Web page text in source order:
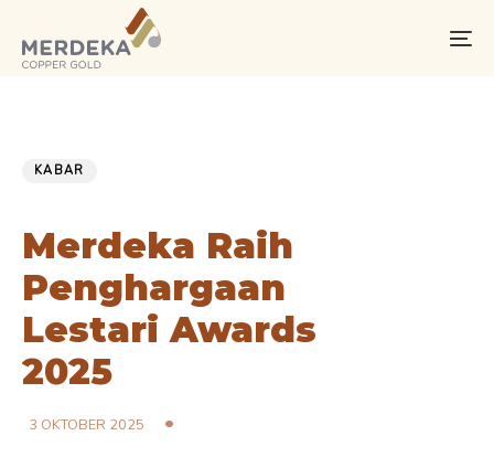
links
primary
KABAR
Merdeka Raih
Penghargaan
Lestari Awards
2025
3 OKTOBER 2025